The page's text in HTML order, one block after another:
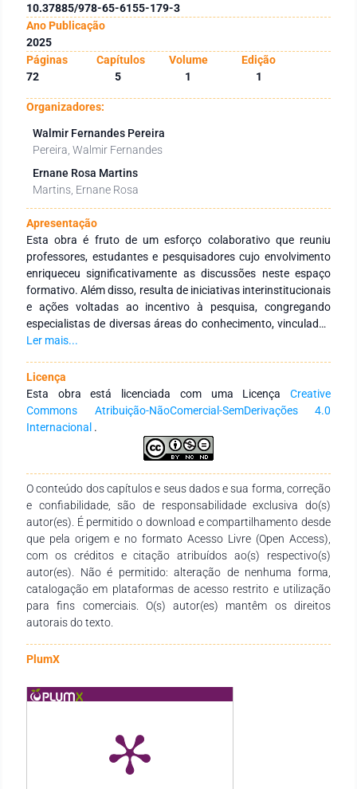
10.37885/978-65-6155-179-3
Ano Publicação
2025
Páginas
Capítulos Volume
Edição
72
5 1 1
Organizadores:
Walmir Fernandes Pereira
Pereira, Walmir Fernandes
Ernane Rosa Martins
Martins, Ernane Rosa
Apresentação
Esta obra é fruto de um esforço colaborativo que reuniu
professores, estudantes e pesquisadores cujo envolvimento
enriqueceu significativamente as discussões neste espaço
formativo. Além disso, resulta de iniciativas interinstitucionais
e ações voltadas ao incentivo à pesquisa, congregando
especialistas de diversas áreas do conhecimento, vinculados
a Instituições de Educação Superior, públicas e privadas, em
fortalecer a integração entre instituições, tanto no Brasil
quanto no exterior, por meio de redes de pesquisa
comprometidas com a formação continuada de profissionais
da educação. Para isso, busca-se a produção e a ampla
disseminação do conhecimento em distintas áreas do saber.
Expressamos nossa profunda gratidão aos autores pelo
empenho, comprometimento e dedicação na concepção e
finalização desta obra. Esperamos que ela se consolide como
um recurso didático-pedagógico valioso, atendendo às
necessidades de estudantes, docentes de todos os níveis de
ensino e demais interessados na temática.
Ler mais...
Licença
Esta obra está licenciada com uma Licença Creative
Commons Atribuição-NãoComercial-SemDerivações 4.0
Internacional .
O conteúdo dos capítulos e seus dados e sua forma, correção
e confiabilidade, são de responsabilidade exclusiva do(s)
autor(es). É permitido o download e compartilhamento desde
que pela origem e no formato Acesso Livre (Open Access),
com os créditos e citação atribuídos ao(s) respectivo(s)
autor(es). Não é permitido: alteração de nenhuma forma,
catalogação em plataformas de acesso restrito e utilização
para fins comerciais. O(s) autor(es) mantêm os direitos
autorais do texto.
PlumX